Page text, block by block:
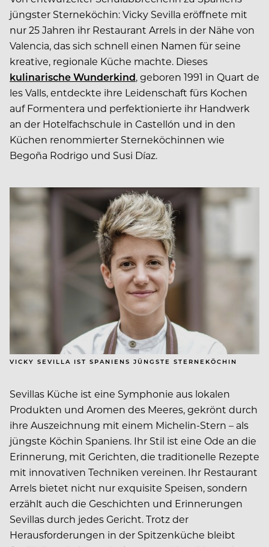
jüngster Sterneköchin: Vicky Sevilla eröffnete mit
nur 25 Jahren ihr Restaurant Arrels in der Nähe von
Valencia, das sich schnell einen Namen für seine
kreative, regionale Küche machte. Dieses
kulinarische Wunderkind, geboren 1991 in Quart de
les Valls, entdeckte ihre Leidenschaft fürs Kochen
auf Formentera und perfektionierte ihr Handwerk
an der Hotelfachschule in Castellón und in den
Küchen renommierter Sterneköchinnen wie
Begoña Rodrigo und Susi Díaz.
VICKY SEVILLA IST SPANIENS JÜNGSTE STERNEKÖCHIN
Sevillas Küche ist eine Symphonie aus lokalen
Produkten und Aromen des Meeres, gekrönt durch
ihre Auszeichnung mit einem Michelin-Stern – als
jüngste Köchin Spaniens. Ihr Stil ist eine Ode an die
Erinnerung, mit Gerichten, die traditionelle Rezepte
mit innovativen Techniken vereinen. Ihr Restaurant
Arrels bietet nicht nur exquisite Speisen, sondern
erzählt auch die Geschichten und Erinnerungen
Sevillas durch jedes Gericht. Trotz der
Herausforderungen in der Spitzenküche bleibt